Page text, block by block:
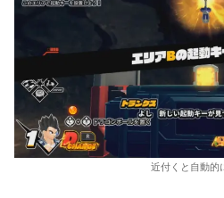
近付くと自動的